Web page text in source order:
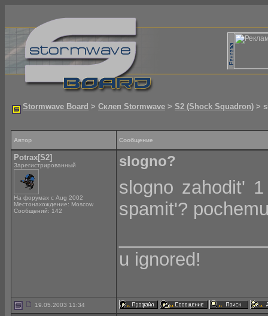
Stormwave Board > Склеп Stormwave > S2 (Shock Squadron) >
Автор Сообщение
Potrax[S2]
Зарегистрированный
На форумах с Aug 2002
Местонахождение: Moscow
Сообщений: 142
slogno?
slogno zahodit'
spamit'?
u ignored!
19.05.2003 11:34